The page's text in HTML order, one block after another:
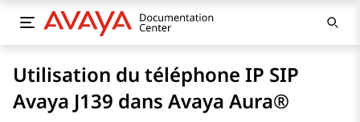
Utilisation du téléphone IP SIP
Avaya J139 dans Avaya Aura®